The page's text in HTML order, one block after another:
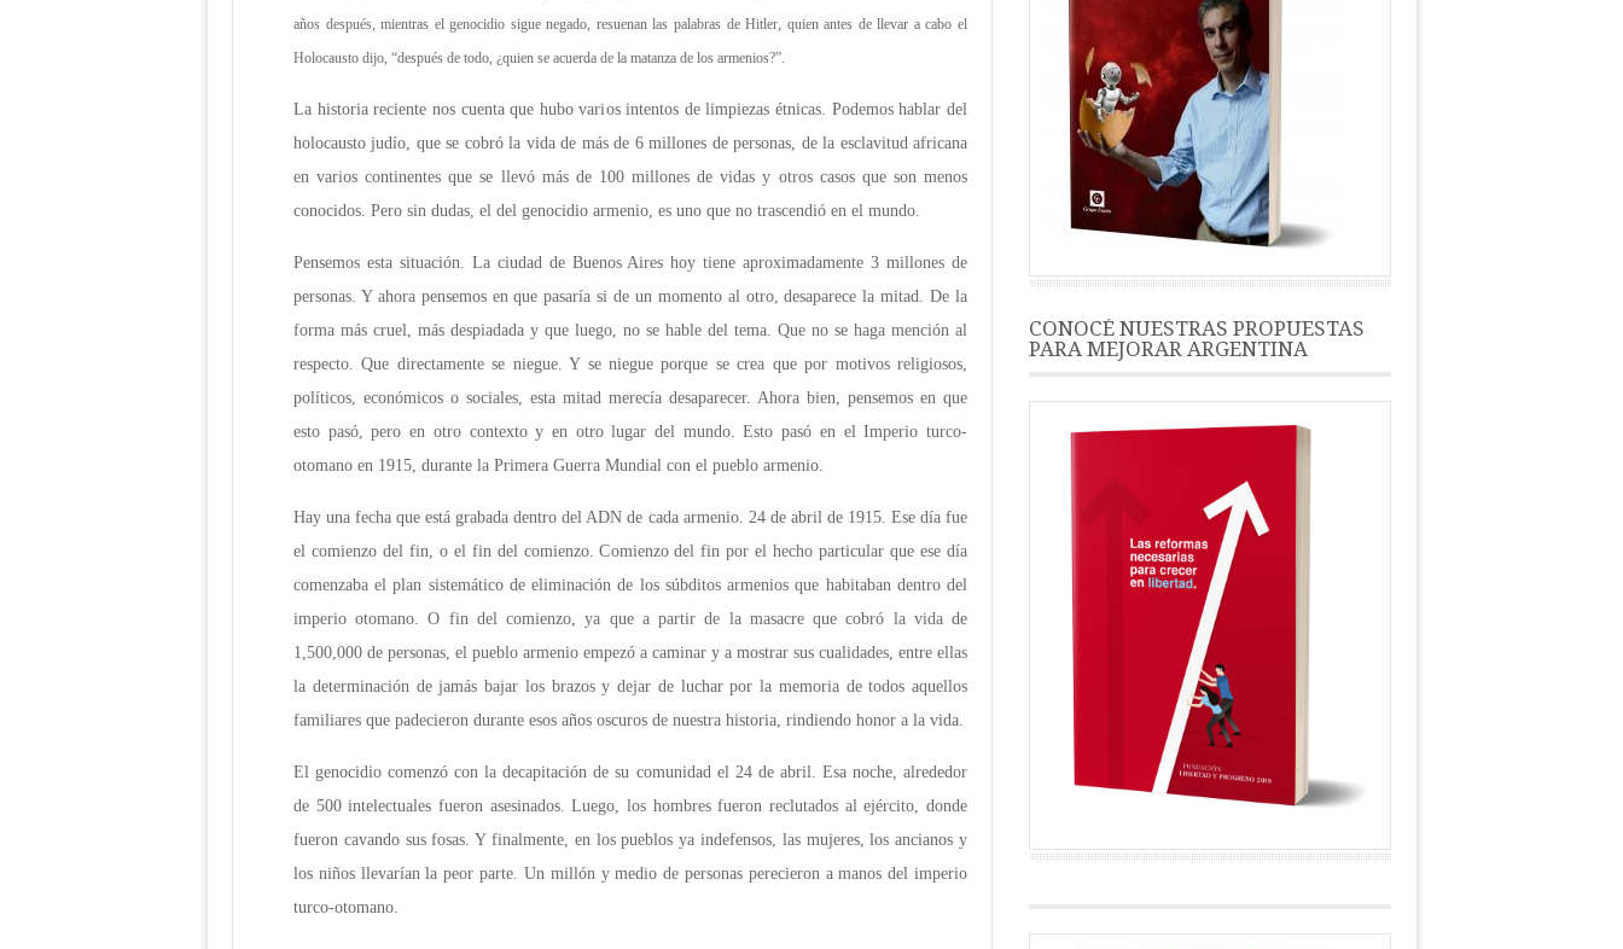
años después, mientras el genocidio sigue negado, resuenan las palabras de Hitler, quien antes de llevar a cabo el
Holocausto dijo, “después de todo, ¿quien se acuerda de la matanza de los armenios?”.
La historia reciente nos cuenta que hubo varios intentos de limpiezas étnicas. Podemos hablar del
holocausto judío, que se cobró la vida de más de 6 millones de personas, de la esclavitud africana
en varios continentes que se llevó más de 100 millones de vidas y otros casos que son menos
conocidos. Pero sin dudas, el del genocidio armenio, es uno que no trascendió en el mundo.
Pensemos esta situación. La ciudad de Buenos Aires hoy tiene aproximadamente 3 millones de
personas. Y ahora pensemos en que pasaría si de un momento al otro, desaparece la mitad. De la
forma más cruel, más despiadada y que luego, no se hable del tema. Que no se haga mención al
respecto. Que directamente se niegue. Y se niegue porque se crea que por motivos religiosos,
políticos, económicos o sociales, esta mitad merecía desaparecer. Ahora bien, pensemos en que
esto pasó, pero en otro contexto y en otro lugar del mundo. Esto pasó en el Imperio turco-
otomano en 1915, durante la Primera Guerra Mundial con el pueblo armenio.
Hay una fecha que está grabada dentro del ADN de cada armenio. 24 de abril de 1915. Ese día fue
el comienzo del fin, o el fin del comienzo. Comienzo del fin por el hecho particular que ese día
comenzaba el plan sistemático de eliminación de los súbditos armenios que habitaban dentro del
imperio otomano. O fin del comienzo, ya que a partir de la masacre que cobró la vida de
1,500,000 de personas, el pueblo armenio empezó a caminar y a mostrar sus cualidades, entre ellas
la determinación de jamás bajar los brazos y dejar de luchar por la memoria de todos aquellos
familiares que padecieron durante esos años oscuros de nuestra historia, rindiendo honor a la vida.
El genocidio comenzó con la decapitación de su comunidad el 24 de abril. Esa noche, alrededor
de 500 intelectuales fueron asesinados. Luego, los hombres fueron reclutados al ejército, donde
fueron cavando sus fosas. Y finalmente, en los pueblos ya indefensos, las mujeres, los ancianos y
los niños llevarían la peor parte. Un millón y medio de personas perecieron a manos del imperio
turco-otomano.
CONOCÉ NUESTRAS PROPUESTAS
PARA MEJORAR ARGENTINA